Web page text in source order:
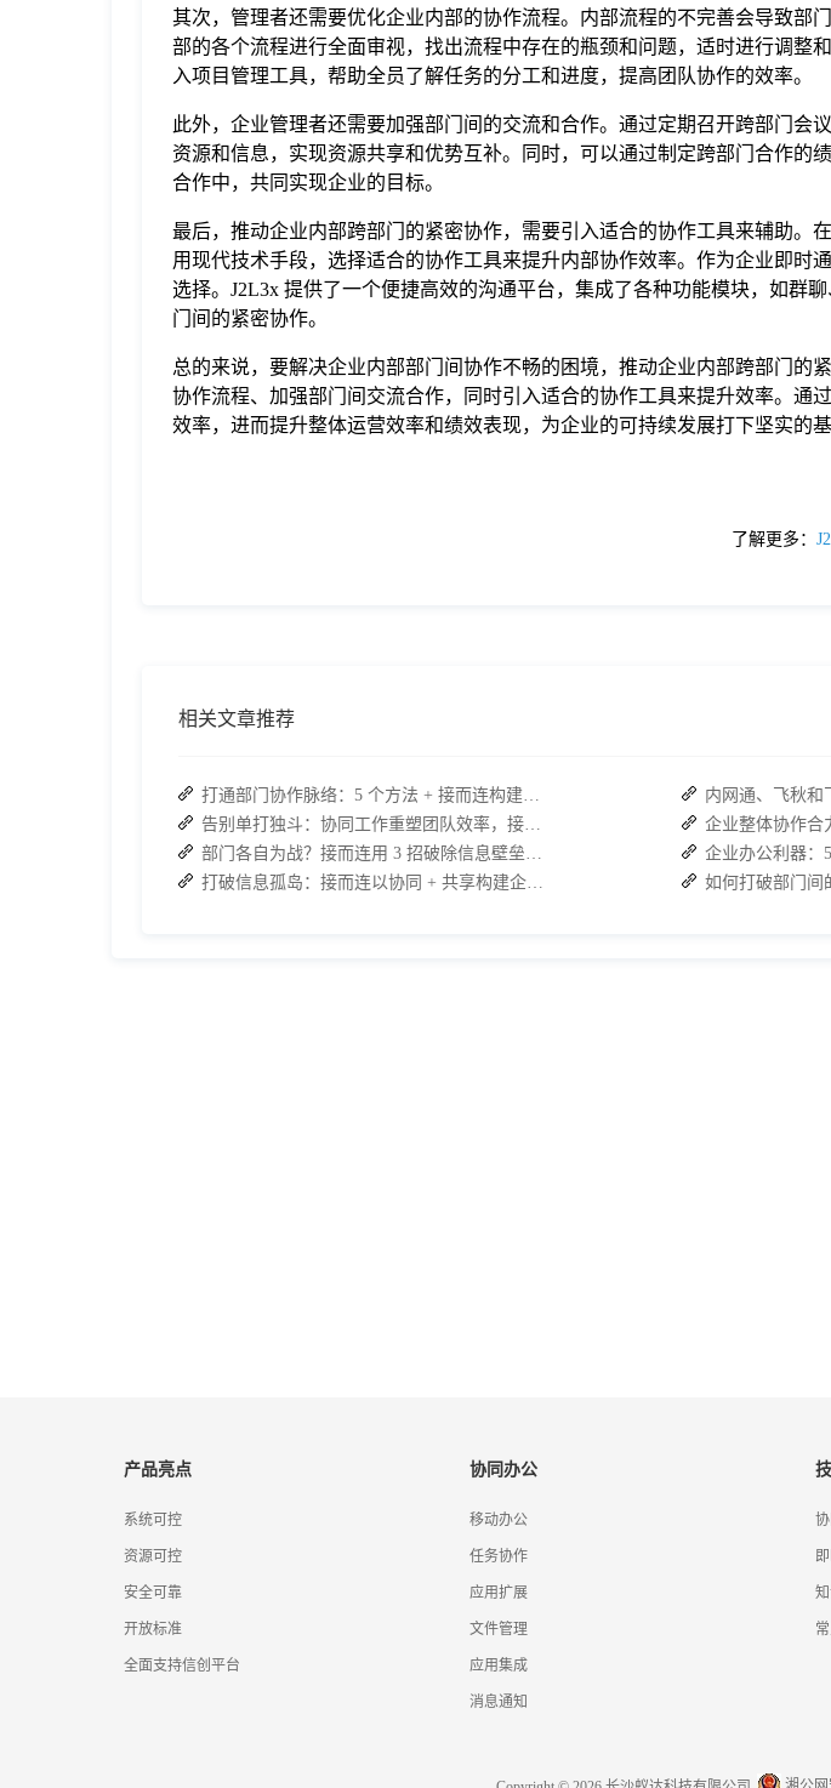
其次，管理者还需要优化企业内部的协作流程。内部流程的不完善会导致部
部的各个流程进行全面审视，找出流程中存在的瓶颈和问题，适时进行调整
入项目管理工具，帮助全员了解任务的分工和进度，提高团队协作的效率。
此外，企业管理者还需要加强部门间的交流和合作。通过定期召开跨部门会
资源和信息，实现资源共享和优势互补。同时，可以通过制定跨部门合作的
合作中，共同实现企业的目标。
最后，推动企业内部跨部门的紧密协作，需要引入适合的协作工具来辅助。
用现代技术手段，选择适合的协作工具来提升内部协作效率。作为企业即时
选择。J2L3x 提供了一个便捷高效的沟通平台，集成了各种功能模块，如群
门间的紧密协作。
总的来说，要解决企业内部部门间协作不畅的困境，推动企业内部跨部门的
协作流程、加强部门间交流合作，同时引入适合的协作工具来提升效率。通
效率，进而提升整体运营效率和绩效表现，为企业的可持续发展打下坚实的基
了解更多：
相关文章推荐
打通部门协作脉络：5 个方法 + 接而连构建顺畅联动团队
告别单打独斗：协同工作重塑团队效率，接而连打造数据合规协作空间
部门各自为战？接而连用 3 招破除信息壁垒，让协作效率翻倍
打破信息孤岛：接而连以协同 + 共享构建企业高效办公生态
企业办公利器：
产品亮点
系统可控
资源可控
安全可靠
开放标准
全面支持信创平台
协同办公
移动办公
任务协作
应用扩展
文件管理
应用集成
消息通知